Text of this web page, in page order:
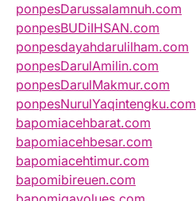
ponpesDarussalamnuh.com
ponpesBUDiIHSAN.com
ponpesdayahdarulilham.com
ponpesDarulAmilin.com
ponpesDarulMakmur.com
ponpesNurulYaqintengku.com
bapomiacehbarat.com
bapomiacehbesar.com
bapomiacehtimur.com
bapomibireuen.com